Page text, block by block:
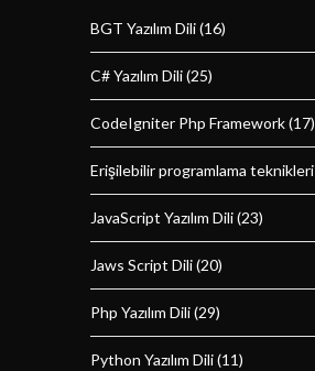
BGT Yazılım Dili(16)
C# Yazılım Dili(25)
CodeIgniter Php Framework(17)
Erişilebilir programlama teknikleri
JavaScript Yazılım Dili(23)
Jaws Script Dili(20)
Php Yazılım Dili(29)
Python Yazılım Dili(11)